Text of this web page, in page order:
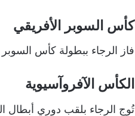
كأس السوبر الأفريقي
فاز الرجاء ببطولة كأس السوبر
الكأس الآفروآسيوية
تُوج الرجاء بلقب دوري أبطال